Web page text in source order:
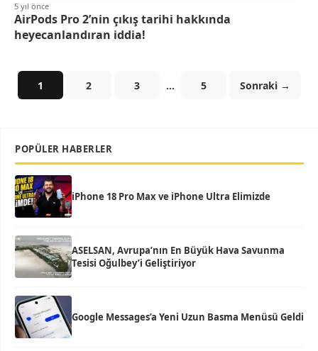
5 yıl önce
AirPods Pro 2’nin çıkış tarihi hakkında
heyecanlandıran iddia!
1 2 3 … 5 Sonraki →
POPÜLER HABERLER
iPhone 18 Pro Max ve iPhone Ultra Elimizde
ASELSAN, Avrupa’nın En Büyük Hava Savunma
Tesisi Oğulbey’i Geliştiriyor
Google Messages’a Yeni Uzun Basma Menüsü Geldi